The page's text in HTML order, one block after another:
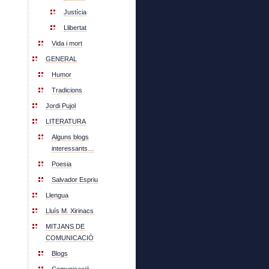
Justícia
Llibertat
Vida i mort
GENERAL
Humor
Tradicions
Jordi Pujol
LITERATURA
Alguns blogs
interessants…
Poesia
Salvador Espriu
Llengua
Lluís M. Xirinacs
MITJANS DE
COMUNICACIÓ
Blogs